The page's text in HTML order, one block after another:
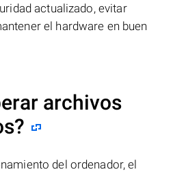
actualizado, evitar
el hardware en buen
archivos
del ordenador, el